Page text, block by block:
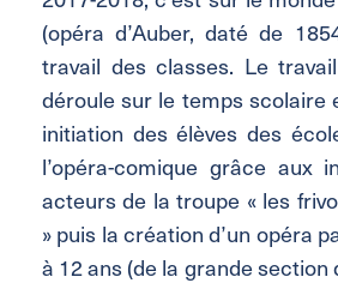
(opéra d’Auber, daté de
travail des classes. Le
déroule sur le temps scolaire
initiation des élèves des
l’opéra-comique grâce aux
acteurs de la troupe « les
» puis la création d’un opéra
à 12 ans (de la grande